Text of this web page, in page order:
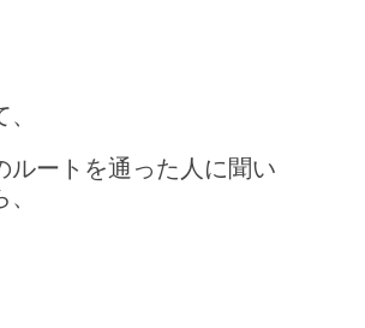
ルートを通った人に聞い